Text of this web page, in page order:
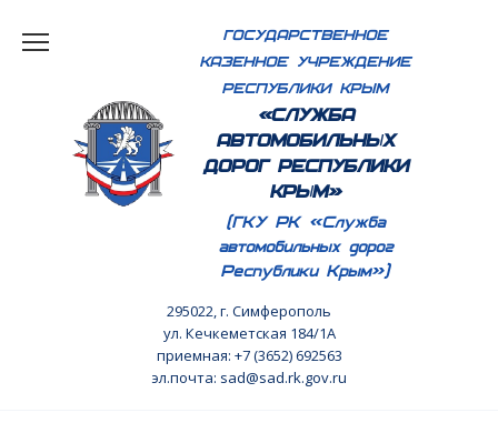
ГОСУДАРСТВЕННОЕ
КАЗЕННОЕ УЧРЕЖДЕНИЕ
РЕСПУБЛИКИ КРЫМ
«СЛУЖБА
АВТОМОБИЛЬНЫХ
ДОРОГ РЕСПУБЛИКИ
КРЫМ»
(ГКУ РК «Служба
автомобильных дорог
Республики Крым»)
295022, г. Симферополь
ул. Кечкеметская 184/1А
приемная: +7 (3652) 692563
эл.почта: sad@sad.rk.gov.ru